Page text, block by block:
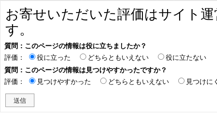
お寄せいただいた評価はサイト
す。
質問：このページの情報は役に立ちましたか？
評価：
役に立った どちらともいえない
役に立たない
質問：このページの情報は見つけやすかったですか？
評価：
見つけやすかった どちらともいえない 見つけに